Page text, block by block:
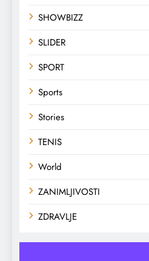
SHOWBIZZ
SLIDER
SPORT
Sports
Stories
TENIS
World
ZANIMLJIVOSTI
ZDRAVLJE